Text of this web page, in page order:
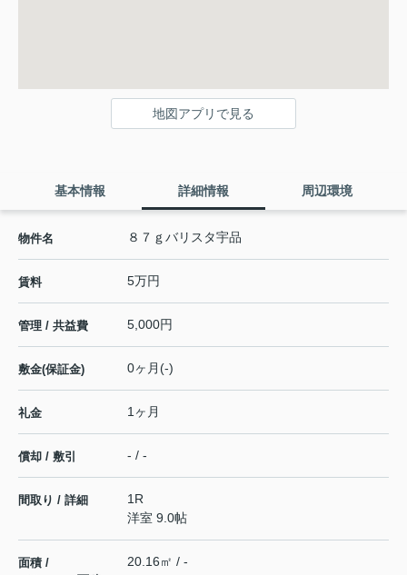
地図アプリで見る
基本情報 詳細情報 周辺環境
物件名 ８７ｇバリスタ宇品
賃料 5万円
管理 / 共益費 5,000円
敷金(保証金) 0ヶ月(-)
礼金 1ヶ月
償却 / 敷引 - / -
間取り / 詳細
1R
洋室 9.0帖
面積 /
20.16㎡ / -